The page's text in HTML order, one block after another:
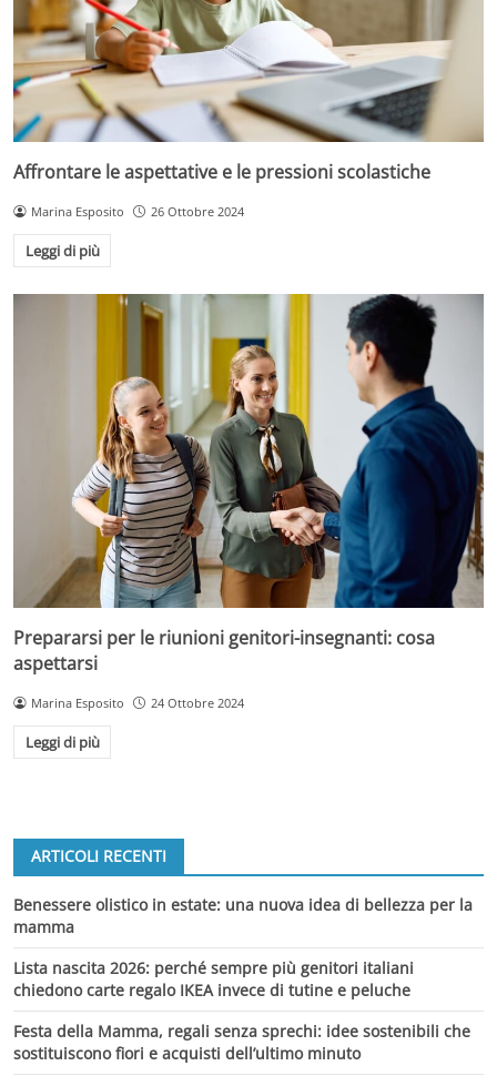
Affrontare le aspettative e le pressioni scolastiche
Marina Esposito 26 Ottobre 2024
Leggi di più
Prepararsi per le riunioni genitori-insegnanti: cosa
aspettarsi
Marina Esposito 24 Ottobre 2024
Leggi di più
ARTICOLI RECENTI
Benessere olistico in estate: una nuova idea di bellezza per la
mamma
Lista nascita 2026: perché sempre più genitori italiani
chiedono carte regalo IKEA invece di tutine e peluche
Festa della Mamma, regali senza sprechi: idee sostenibili che
sostituiscono fiori e acquisti dell’ultimo minuto